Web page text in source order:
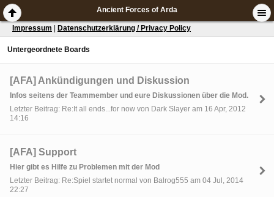
Ancient Forces of Arda
Impressum Datenschutzerklärung / Privacy Policy
Untergeordnete Boards
[AFA] Ankündigungen und Diskussion
Infos seitens der Teammember und eure Diskussionen über die Mod.
Letzter Beitrag: Re:It all ends...for now von Dark Slayer am 16 Apr, 2012
14:16
[AFA] Support
Hier gibt es Hilfe zu Problemen mit der Mod
Letzter Beitrag: Re:Spiel startet normal von Balrog555 am 04 Jul, 2014
22:27